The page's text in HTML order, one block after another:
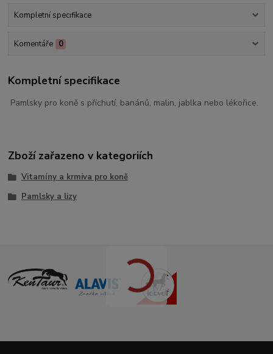
Kompletní specifikace
Komentáře 0
Kompletní specifikace
Pamlsky pro koně s příchutí, banánů, malin, jablka nebo lékořice.
Zboží zařazeno v kategoriích
Vitamíny a krmiva pro koně
Pamlsky a lizy